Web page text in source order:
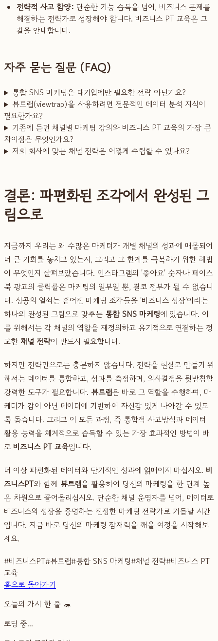
전략적 사고 함양: 단순한 기능 습득을 넘어, 비즈니스 문제를
해결하는 전략가로 성장해야 합니다. 비즈니스 PT 교육은 그
길을 안내합니다.
자주 묻는 질문 (FAQ)
통합 SNS 마케팅은 대기업에만 필요한 전략 아닌가요?
뷰트랩(viewtrap)을 사용하려면 전문적인 데이터 분석 지식이
필요한가요?
기존에 듣던 채널별 마케팅 강의와 비즈니스 PT 교육의 가장 큰
차이점은 무엇인가요?
저희 회사에 맞는 채널 전략은 어떻게 수립할 수 있나요?
결론: 파편화된 조각에서 완성된 그
림으로
지금까지 우리는 왜 수많은 마케터가 개별 채널의 성과에 매몰되어
더 큰 기회를 놓치고 있는지, 그리고 그 한계를 극복하기 위한 해법
이 무엇인지 살펴보았습니다. 인스타그램의 '좋아요' 숫자나 페이스
북 광고의 클릭률은 마케팅의 일부일 뿐, 결코 전부가 될 수 없습니
다. 성공의 열쇠는 흩어진 마케팅 조각들을 '비즈니스 성장'이라는
하나의 완성된 그림으로 맞추는 통합 SNS 마케팅에 있습니다. 이
를 위해서는 각 채널의 역할을 재정의하고 유기적으로 연결하는 정
교한 채널 전략이 반드시 필요합니다.
하지만 전략만으로는 충분하지 않습니다. 전략을 현실로 만들기 위
해서는 데이터를 통합하고, 성과를 측정하며, 의사결정을 뒷받침할
강력한 도구가 필요합니다. 뷰트랩은 바로 그 역할을 수행하며, 마
케터가 감이 아닌 데이터에 기반하여 자신감 있게 나아갈 수 있도
록 돕습니다. 그리고 이 모든 과정, 즉 통합적 사고방식과 데이터
활용 능력을 체계적으로 습득할 수 있는 가장 효과적인 방법이 바
로 비즈니스 PT 교육입니다.
더 이상 파편화된 데이터와 단기적인 성과에 얽매이지 마십시오. 비
즈니스PT와 함께 뷰트랩을 활용하여 당신의 마케팅을 한 단계 높
은 차원으로 끌어올리십시오. 단순한 채널 운영자를 넘어, 데이터로
비즈니스의 성장을 증명하는 진정한 마케팅 전략가로 거듭날 시간
입니다. 지금 바로 당신의 마케팅 잠재력을 깨울 여정을 시작해보
세요.
#비즈니스PT#뷰트랩#통합 SNS 마케팅#채널 전략#비즈니스 PT
교육
홈으로 돌아가기
오늘의 가시 한 줄 🦔
로딩 중...